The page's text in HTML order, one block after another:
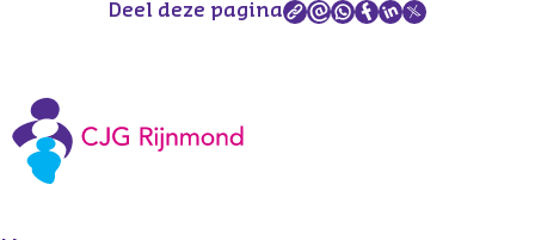
Deel deze pagina